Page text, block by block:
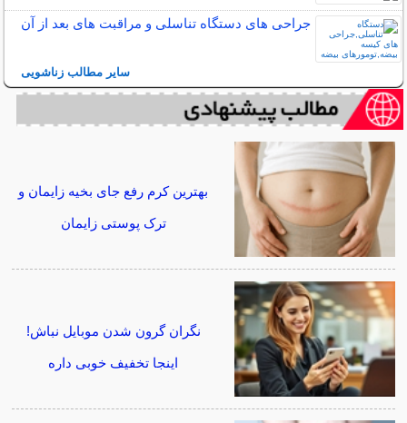
جراحی های دستگاه تناسلی و مراقبت های بعد از آن
سایر مطالب زناشویی
بهترین کرم رفع جای بخیه زایمان و
ترک پوستی زایمان
نگران گرون شدن موبایل نباش!
اینجا تخفیف خوبی داره